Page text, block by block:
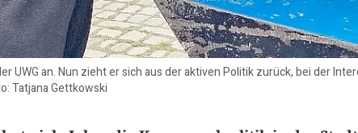
UWG an. Nun zieht er sich aus der aktiven Politik zurück, bei der
Tatjana Gettkowski